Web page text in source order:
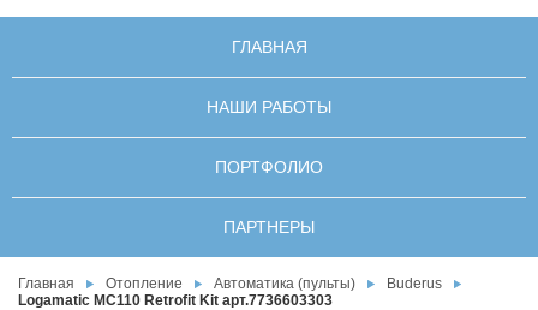
ГЛАВНАЯ
НАШИ РАБОТЫ
ПОРТФОЛИО
ПАРТНЕРЫ
Главная Отопление Автоматика (пульты)
Buderus
Logamatic MC110 Retrofit Kit арт.7736603303